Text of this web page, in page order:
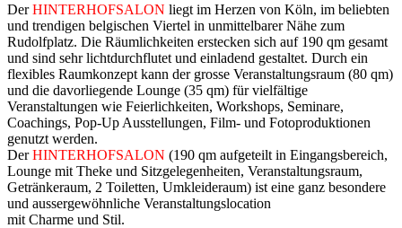
DerHINTERHOFSALON liegt im Herzen von Köln, im beliebten
und trendigen belgischen Viertel in unmittelbarer Nähe zum
Rudolfplatz. Die Räumlichkeiten erstecken sich auf 190 qm gesamt
und sind sehr lichtdurchflutet und einladend gestaltet. Durch ein
flexibles Raumkonzept kann der grosse Veranstaltungsraum (80 qm)
und die davorliegende Lounge (35 qm) für vielfältige
Veranstaltungen wie Feierlichkeiten, Workshops, Seminare,
Coachings, Pop-Up Ausstellungen, Film- und Fotoproduktionen
genutzt werden.
DerHINTERHOFSALON (190 qm aufgeteilt in Eingangsbereich,
Lounge mit Theke und Sitzgelegenheiten, Veranstaltungsraum,
Getränkeraum, 2 Toiletten, Umkleideraum) ist eine ganz besondere
und aussergewöhnliche Veranstaltungslocation
mit Charme und Stil.